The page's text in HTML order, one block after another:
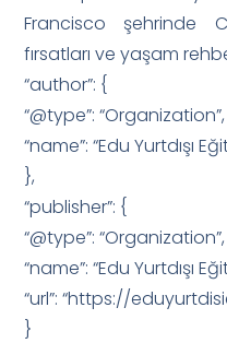
Francisco şehrinde
fırsatları ve yaşam
“author”: {
“@type”: “Organization”,
“name”: “Edu Yurtdışı
},
“publisher”: {
“@type”: “Organization”,
“name”: “Edu Yurtdışı
“url”: “https://
}